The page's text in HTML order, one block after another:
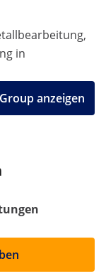
in
anzeigen